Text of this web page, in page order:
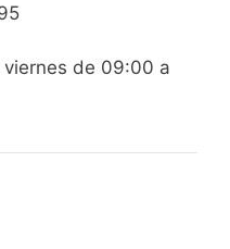
viernes de 09:00 a